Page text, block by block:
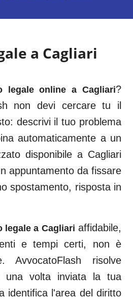
a Cagliari
legale online aCagliari?
non devi cercare tu il
descrivi il tuo problema
automaticamente a un
disponibile a Cagliari
appuntamento da fissare
spostamento, risposta in
legale a Cagliari affidabile,
e tempi certi, non è
AvvocatoFlash risolve
una volta inviata la tua
identifica l'area del diritto